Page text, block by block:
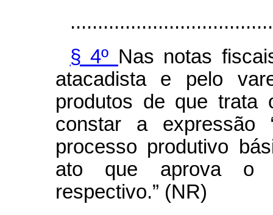
§ 4º Nas notas
atacadista e pelo
produtos de que
constar a expressão
processo produtivo
ato que aprova o
respectivo.” (NR)